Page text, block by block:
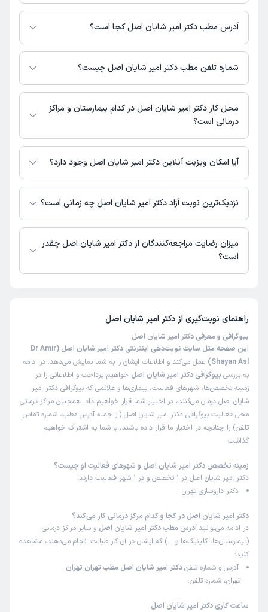
برای اطلاع از هزینه ویزیت دکتر امیر شایان اصل، لازم است با مطب تماس
بگیرید.آدرس مطب دکتر امیر شایان اصل کجا است؟
دکتر امیر شایان اصل 1 مطب فعال دارند. آدرس مطب‌های دکتر امیر شایان اصل
به شرح زیر است.
شماره تلفن مطب دکتر امیر شایان اصل چیست؟
مطب تهران : شماره تماس مطب دکتر امیر شایان اصل در حال حاضر در این
صفحه ثبت نشده است.
محل کار دکتر امیر شایان اصل در کدام بیمارستان و مراکز
درمانی است؟
اطلاعاتی درباره محل فعالیت دکتر امیر شایان اصل در مراکز درمانی در دسترس
نیست.
آیا امکان ویزیت آنلاین دکتر امیر شایان اصل وجود دارد؟
در حال حاضر اطلاعاتی درباره ارائه ویزیت آنلاین توسط دکتر امیر شایان اصل در
دسترس نیست. برای دریافت اطلاعات دقیق‌تر، لطفاً با مطب تماس بگیرید.
نزدیک‌ترین نوبت آزاد دکتر امیر شایان اصل چه زمانی است؟
زمان نوبت‌دهی و پذیرش بیماران با هماهنگی مطب مشخص می‌شود.
میزان رضایت مراجعه‌کنندگان از دکتر امیر شایان اصل چقدر
است؟
راهنمای نوبت‌گیری از دکتر امیر شایان اصل
بیوگرافی و معرفی دکتر امیر شایان اصل
این صفحه مثل سایت نوبت‌دهی اینترنتی دکتر امیر شایان اصل (Dr Amir
Shayan Asl)
عمل می‌کند و اطلاعات ایشان را به شما نمایش می‌دهد. در ادامه
به بررسی بیوگرافی دکتر امیر شایان اصل خواهیم پرداخت و اطلاعاتی را در
زمینه تخصص‌ها، شهرهای فعالیت، بیماری‌ها و علائمی که بیوگرافی دکتر امیر
شایان اصل درمان می‌کنند، در اختیار شما قرار خواهیم داد. همچنین مراکز درمانی
محل فعالیت بیوگرافی دکتر امیر شایان اصل (از جمله آدرس مطب، شماره تماس
تلفن) را چنانچه در اختیار ما قرار داده باشند، با شما به اشتراک خواهیم
گذاشت.
زمینه تخصص دکتر امیر شایان اصل و شهرهای فعالیت او چیست؟
دکتر امیر شایان اصل در 1 تخصص و در 1 شهر فعالیت دارند:
دکتر داروسازی تهران
دکتر امیر شایان اصل در کجا و کدام مرکز درمانی کار می‌کند؟
در ادامه می‌توانید آدرس مطب دکتر امیر شایان اصل و سایر مراکز درمانی
(بیمارستان‌ها، کلینیک‌ها و …) که ایشان در آن کار طبابت انجام می‌دهند، مشاهده
کنید:
آدرس و شماره تلفندکتر امیر شایان اصل مطب تهران تهران
تهران، شماره تلفن:
ساعت کاری دکتر امیر شایان اصل